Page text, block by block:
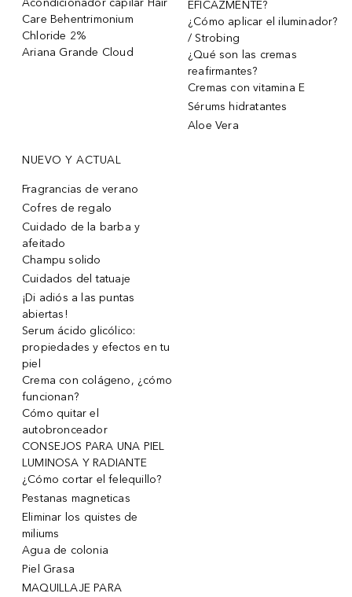
Acondicionador capilar Hair
Care Behentrimonium
Chloride 2%
Ariana Grande Cloud
EFICAZMENTE?
¿Cómo aplicar el iluminador?
/ Strobing
¿Qué son las cremas
reafirmantes?
Cremas con vitamina E
Sérums hidratantes
Aloe Vera
NUEVO Y ACTUAL
Fragrancias de verano
Cofres de regalo
Cuidado de la barba y
afeitado
Champu solido
Cuidados del tatuaje
¡Di adiós a las puntas
abiertas!
Serum ácido glicólico:
propiedades y efectos en tu
piel
Crema con colágeno, ¿cómo
funcionan?
Cómo quitar el
autobronceador
CONSEJOS PARA UNA PIEL
LUMINOSA Y RADIANTE
¿Cómo cortar el felequillo?
Pestanas magneticas
Eliminar los quistes de
miliums
Agua de colonia
Piel Grasa
MAQUILLAJE PARA